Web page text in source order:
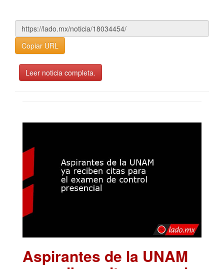
Copiar URL
Leer noticia completa.
Aspirantes de la UNAM